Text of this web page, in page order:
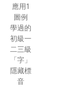
應用1
圖例
學過的
初級一
二三級
「字」
隱藏標
音